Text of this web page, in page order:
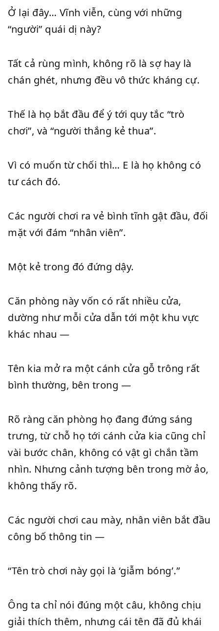
Ở lại đây… Vĩnh viễn, cùng với những
“người” quái dị này?
Tất cả rùng mình, không rõ là sợ hay là
chán ghét, nhưng đều vô thức kháng cự.
Thế là họ bắt đầu để ý tới quy tắc “trò
chơi”, và “người thắng kẻ thua”.
Vì có muốn từ chối thì… E là họ không có
tư cách đó.
Các người chơi ra vẻ bình tĩnh gật đầu, đối
mặt với đám “nhân viên”.
Một kẻ trong đó đứng dậy.
Căn phòng này vốn có rất nhiều cửa,
dường như mỗi cửa dẫn tới một khu vực
khác nhau —
Tên kia mở ra một cánh cửa gỗ trông rất
bình thường, bên trong —
Rõ ràng căn phòng họ đang đứng sáng
trưng, từ chỗ họ tới cánh cửa kia cũng chỉ
vài bước chân, không có vật gì chắn tầm
nhìn. Nhưng cảnh tượng bên trong mờ ảo,
không thấy rõ.
Các người chơi cau mày, nhân viên bắt đầu
công bố thông tin —
“Tên trò chơi này gọi là ‘giẫm bóng’.”
Ông ta chỉ nói đúng một câu, không chịu
giải thích thêm, nhưng cái tên đã đủ khái